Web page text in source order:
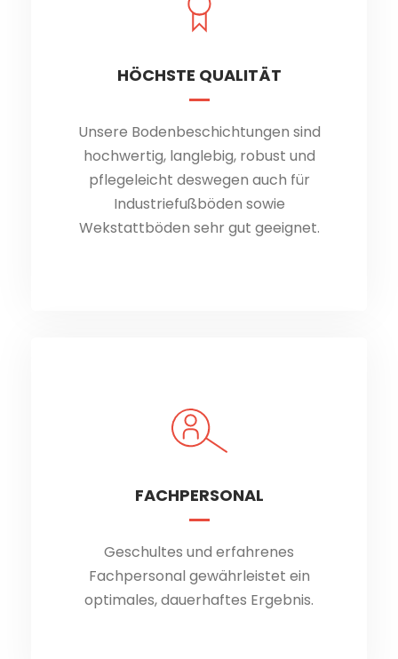
HÖCHSTE QUALITÄT
Unsere Bodenbeschichtungen sind
hochwertig, langlebig, robust und
pflegeleicht deswegen auch für
Industriefußböden sowie
Wekstattböden sehr gut geeignet.
HÖCHSTE QUALITÄT
Unsere Bodenbeschichtungen sind
hochwertig, langlebig, robust und
pflegeleicht.
FACHPERSONAL
Geschultes und erfahrenes
Fachpersonal gewährleistet ein
optimales, dauerhaftes Ergebnis.
FACHPERSONAL
Geschultes und erfahrenes
Fachpersonal gewährleistet ein
optimales, dauerhaftes Ergebnis.